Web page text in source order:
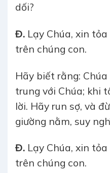
dối?
Đ. Lạy Chúa, xin
trên chúng con.
Hãy biết rằng:
trung với Chúa; khi
lời. Hãy run sợ, và
giường nằm, suy
Đ. Lạy Chúa, xin
trên chúng con.